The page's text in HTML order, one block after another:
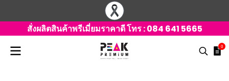
สั่งผลิตสินค้าพรีเมี่ยมราคาดี โทร :084 641 5665
0